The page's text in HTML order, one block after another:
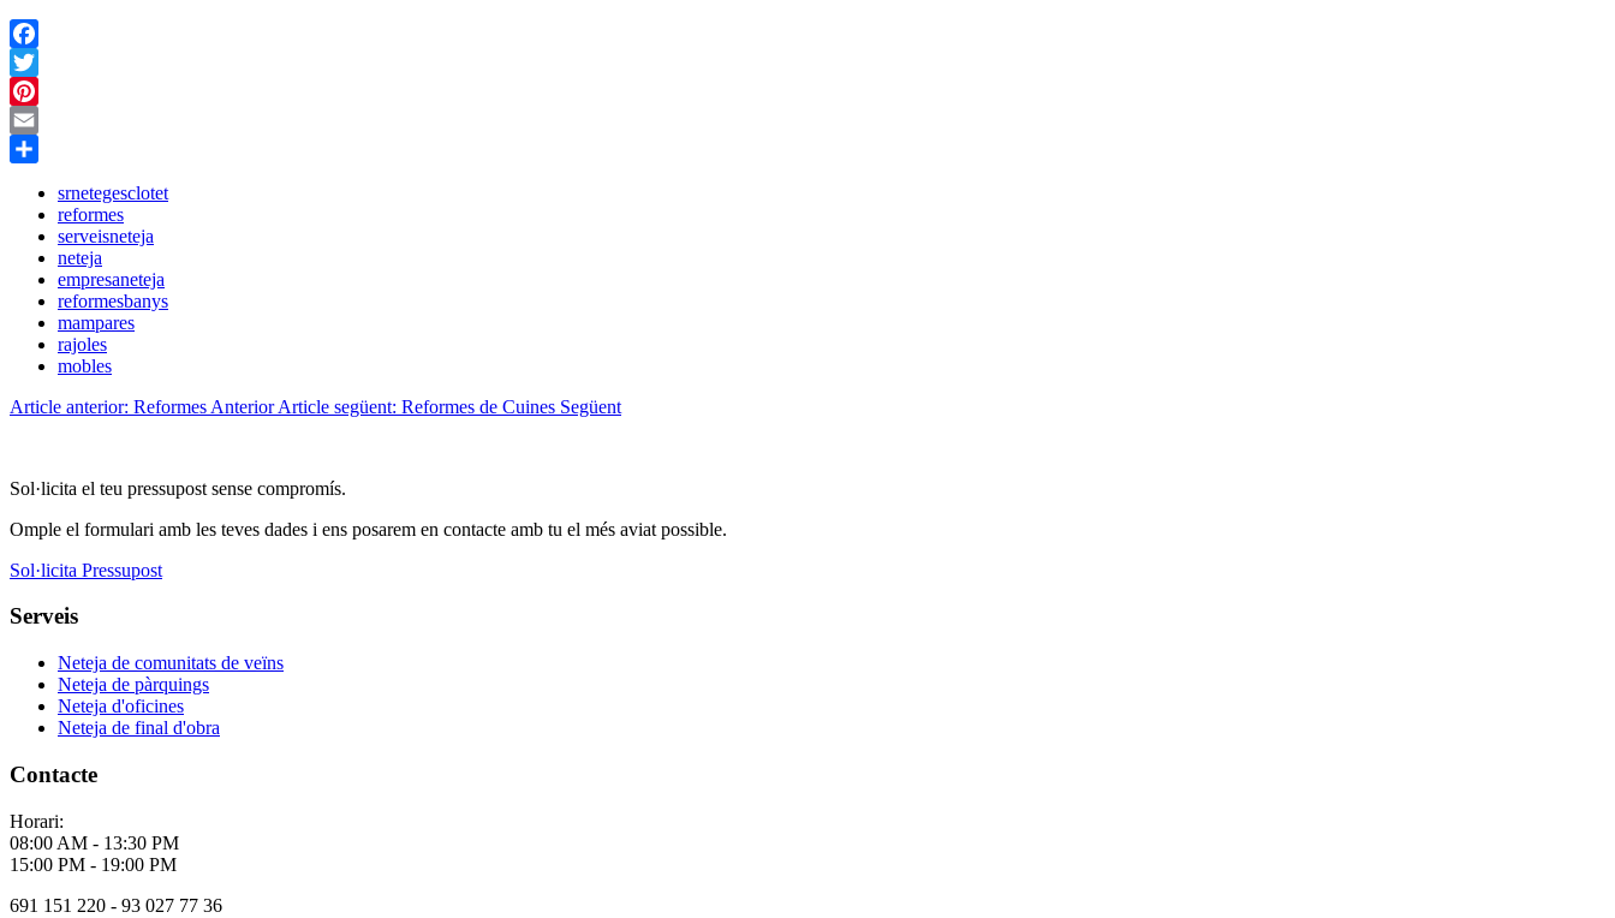
Facebook
Twitter
Pinterest
Email
srnetegesclotet
reformes
serveisneteja
neteja
empresaneteja
reformesbanys
mampares
rajoles
mobles
Article anterior: Reformes Anterior Article següent: Reformes de Cuines Següent
Sol·licita el teu pressupost sense compromís.
Omple el formulari amb les teves dades i ens posarem en contacte amb tu el més aviat possible.
Sol·licita Pressupost
Serveis
Neteja de comunitats de veïns
Neteja de pàrquings
Neteja d'oficines
Neteja de final d'obra
Contacte
Horari:
08:00 AM - 13:30 PM
15:00 PM - 19:00 PM
691 151 220 - 93 027 77 36